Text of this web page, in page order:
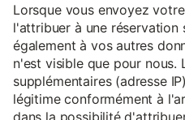
Lorsque vous envoyez
l'attribuer à une réservation
également à vos autres
n'est visible que pour
supplémentaires (adresse
légitime conformément à
dans la possibilité